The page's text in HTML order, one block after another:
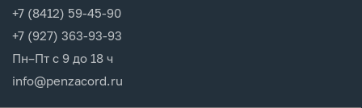
+7 (8412) 59-45-90
+7 (927) 363-93-93
Пн–Пт с 9 до 18 ч
info@penzacord.ru